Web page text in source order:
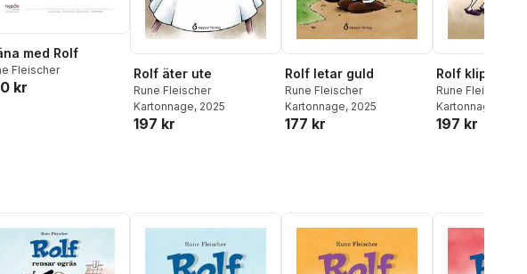
med Rolf
Fleischer
kr
Rolf äter ute
Rune Fleischer
Kartonnage, 2025
197 kr
Rolf letar guld
Rune Fleischer
Kartonnage, 2025
177 kr
Rolf klipper
Rune Fleischer
Kartonnage
197 kr